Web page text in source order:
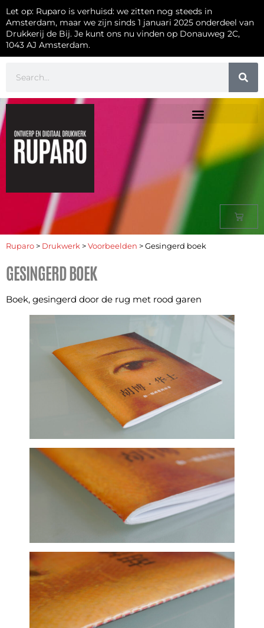
Let op: Ruparo is verhuisd: we zitten nog steeds in
Amsterdam, maar we zijn sinds 1 januari 2025 onderdeel van
Drukkerij de Bij. Je kunt ons nu vinden op Donauweg 2C,
1043 AJ Amsterdam.
Ruparo > Drukwerk > Voorbeelden > Gesingerd boek
GESINGERD BOEK
Boek, gesingerd door de rug met rood garen